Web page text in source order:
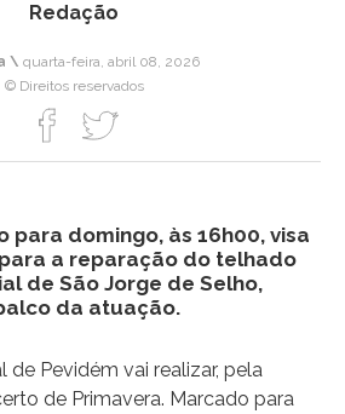
Redação
\ quarta-feira, abril 08, 2026
© Direitos reservados
para domingo, às 16h00, visa
a reparação do telhado
de São Jorge de Selho,
da atuação.
de Pevidém vai realizar, pela
de Primavera. Marcado para